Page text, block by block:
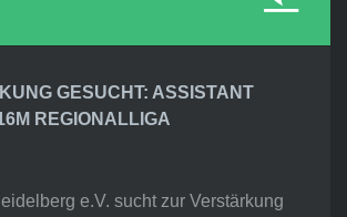
GESUCHT: ASSISTANT
REGIONALLIGA
e.V. sucht zur Verstärkung